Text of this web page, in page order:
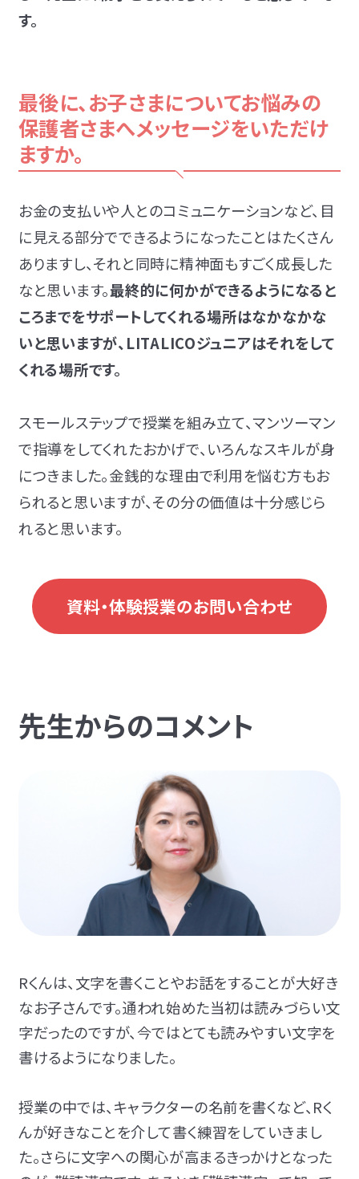
す。
最後に、お子さまについてお悩みの
保護者さまへメッセージをいただけ
ますか。
お金の支払いや人とのコミュニケーションなど、目
に見える部分でできるようになったことはたくさん
ありますし、それと同時に精神面もすごく成長した
なと思います。最終的に何かができるようになると
ころまでをサポートしてくれる場所はなかなかな
いと思いますが、LITALICOジュニアはそれをして
くれる場所です。
スモールステップで授業を組み立て、マンツーマン
で指導をしてくれたおかげで、いろんなスキルが身
につきました。金銭的な理由で利用を悩む方もお
られると思いますが、その分の価値は十分感じら
れると思います。
資料・体験授業のお問い合わせ
先生からのコメント
Rくんは、文字を書くことやお話をすることが大好き
なお子さんです。通われ始めた当初は読みづらい文
字だったのですが、今ではとても読みやすい文字を
書けるようになりました。
授業の中では、キャラクターの名前を書くなど、Rく
んが好きなことを介して書く練習をしていきまし
た。さらに文字への関心が高まるきっかけとなった